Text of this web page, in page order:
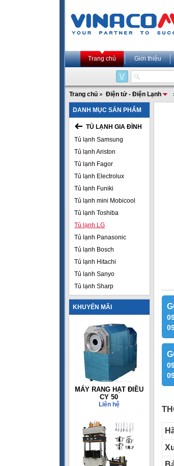
Trang chủ Giới thiệu
Trang chủ » Điện tử - Điện Lạnh
DANH MỤC SẢN PHẨM
TỦ LẠNH GIA ĐÌNH
Tủ lạnh Samsung
Tủ lạnh Ariston
Tủ lạnh Fagor
Tủ lạnh Electrolux
Tủ lạnh Funiki
Tủ lạnh mini Mobicool
Tủ lạnh Toshiba
Tủ lạnh LG
Tủ lạnh Panasonic
Tủ lạnh Bosch
Tủ lạnh Hitachi
Tủ lạnh Sanyo
Tủ lạnh Sharp
KHUYẾN MÃI
MÁY RANG HẠT ĐIỀU
CY 50
Liên hệ